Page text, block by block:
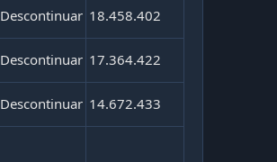
Descontinuar 18.458.402
Descontinuar 17.364.422
Descontinuar 14.672.433